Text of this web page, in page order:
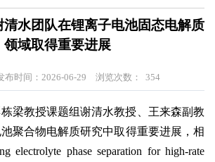
水团队在锂离子电池固态电解质
领域取得重要进展
布时间：2026-06-29 浏览次数： 354
梁教授课题组谢清水教授、王来森副教
聚合物电解质研究中取得重要进展，相
electrolyte phase separation for high-rate